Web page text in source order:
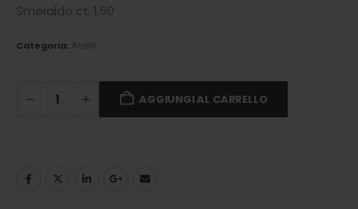
Smeraldo ct. 1,50
Categoria: Anelli
AGGIUNGI AL CARRELLO